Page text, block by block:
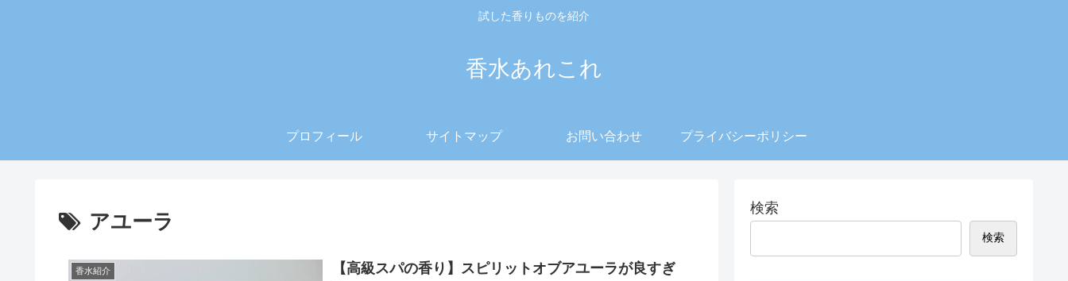
試した香りものを紹介
香水あれこれ
プロフィール サイトマップ お問い合わせ プライバシーポリシー
アユーラ
香水紹介
【高級スパの香り】スピリットオブアユーラが良すぎ
検索
検索